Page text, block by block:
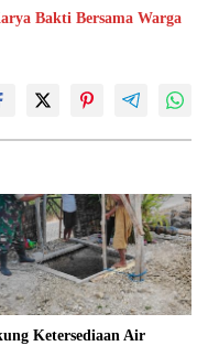
Bakti Bersama Warga
Ketersediaan Air